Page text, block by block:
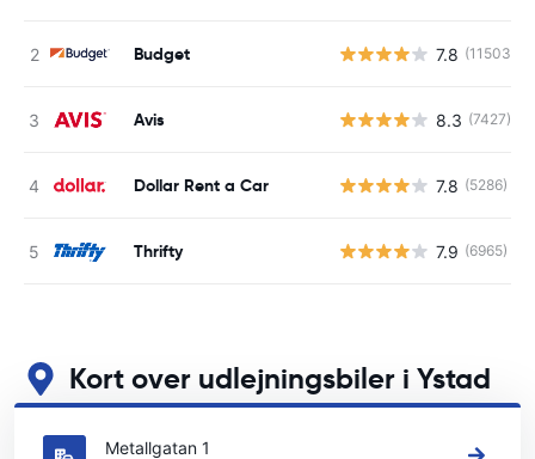
Budget 7.8 (11503)
Avis 8.3 (7427)
Dollar Rent a Car 7.8 (5286)
Thrifty 7.9 (6965)
Kort over udlejningsbiler i Ystad
Se vores vigtigste biludlejningssteder i Ystad
Metallgatan 1